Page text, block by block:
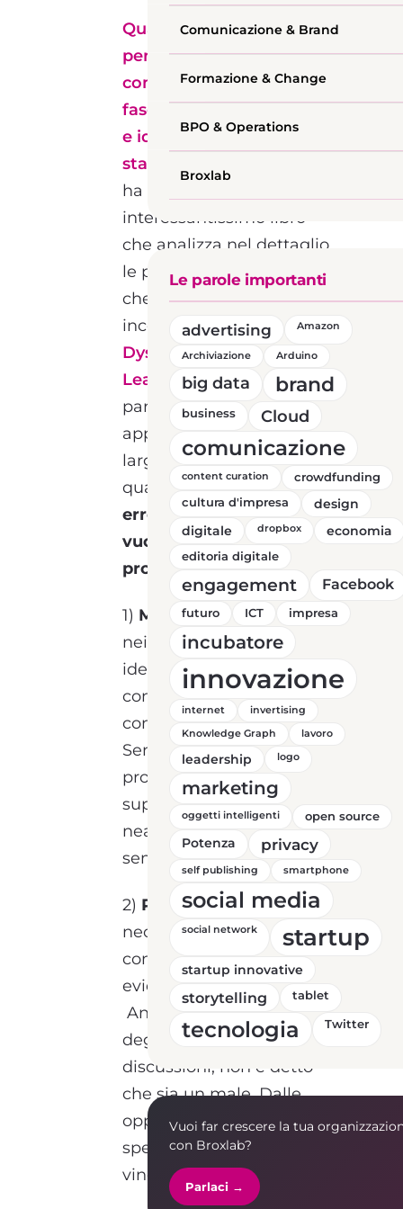
Quali sono quindi i
pericoli e gli errori più
comuni da evitare nella
fase di programmazione
e ideazione della nostra
startup?
ha scritto un
interessantissimo libro
che analizza nel dettaglio
le possibili disfunzionalità
che un team di lavoro può
incontrare:The Five
Dysfunctions of a Team: a
Leadership Fable
, che
parla come detto di un
approccio su scala più
larga, ma all’interno del
quale possiamo trovarei 5
errori da evitare per chi
vuole avviare un proprio
progetto imprenditoriale
1) Mancanza di fiducia: sia
nei confronti della propria
idea ma soprattutto nei
confronti degli altri
componenti del gruppo.
Senza fiducia, una startup
probabilmente non
supererà nessun ostacolo,
neanche quelli più
semplici.
2) Paura del conflitto: la
necessità di un sano
confronto è stata
evidenziata da sempre.
Anche se questo dovesse
degenerare in accese
discussioni, non è detto
che sia un male. Dalle
opposizioni nascono
spesso compromessi
vincenti.
Comunicazione & Brand
Formazione & Change
BPO & Operations
Broxlab
Le parole importanti
advertising Amazon
Archiviazione Arduino
big data brand
business Cloud
comunicazione
content curation
crowdfunding
cultura d'impresa
design
digitale
dropbox economia
editoria digitale
engagement Facebook
futuro ICT impresa
incubatore
innovazione
internet
invertising
Knowledge Graph
lavoro
leadership logo
marketing
oggetti intelligenti open source
Potenza privacy
self publishing smartphone
social media
social network startup
startup innovative
storytelling tablet
tecnologia Twitter
Vuoi far crescere la tua
con Broxlab?
Parlaci →